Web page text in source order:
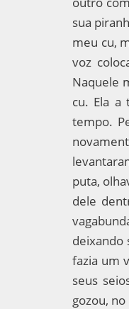
sua
meu cu,
voz
Naquele
cu. Ela a
tempo.
puta,
dele
deixando
fazia um
seus
gozou,